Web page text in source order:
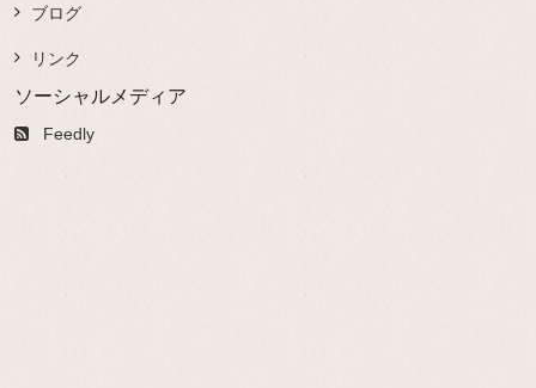
ブログ
リンク
ソーシャルメディア
Feedly